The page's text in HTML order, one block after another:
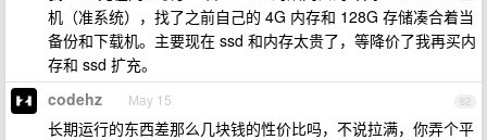
机（准系统），找了之前自己的 4G 内存和 128G 存储凑合着当
备份和下载机。主要现在 ssd 和内存太贵了，等降价了我再买内
存和 ssd 扩充。
62
codehz May 15
长期运行的东西差那么几块钱的性价比吗，不说拉满，你弄个平